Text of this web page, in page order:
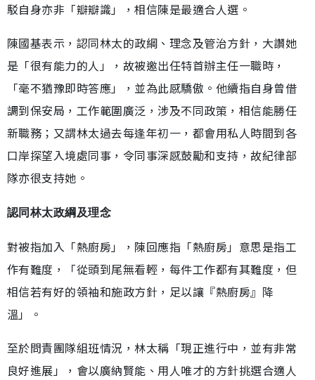
駁自身亦非「瓣瓣識」，相信陳是最適合人選。
陳國基表示，認同林太的政綱、理念及管治方針，大讚她
是「很有能力的人」，故被邀出任特首辦主任一職時，
「毫不猶豫即時答應」，並為此感驕傲。他續指自身曾借
調到保安局，工作範圍廣泛，涉及不同政策，相信能勝任
新職務；又謂林太過去每逢年初一，都會用私人時間到各
口岸探望入境處同事，令同事深感鼓勵和支持，故紀律部
隊亦很支持她。
認同林太政綱及理念
對被指加入「熱廚房」，陳回應指「熱廚房」意思是指工
作有難度，「從頭到尾無看輕，每件工作都有其難度，但
相信若有好的領袖和施政方針，足以讓『熱廚房』降
溫」。
至於問責團隊組班情況，林太稱「現正進行中，並有非常
良好進展」，會以廣納賢能、用人唯才的方針挑選合適人